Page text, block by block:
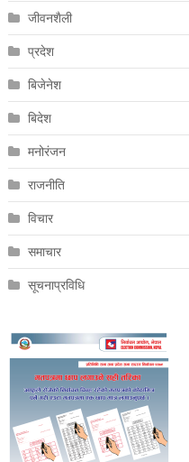
जीवनशैली
प्रदेश
बिजेनेश
बिदेश
मनोरंजन
राजनीति
विचार
समाचार
सूचनाप्रविधि